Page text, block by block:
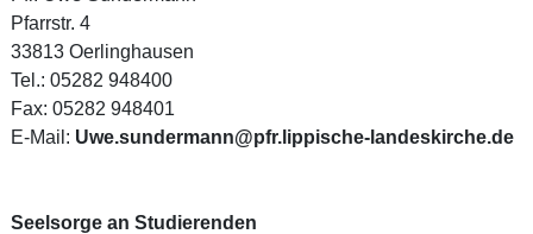
Pfarrstr. 4
33813 Oerlinghausen
Tel.: 05282 948400
Fax: 05282 948401
E-Mail: Uwe.sundermann@pfr.lippische-landeskirche.de
Seelsorge an Studierenden